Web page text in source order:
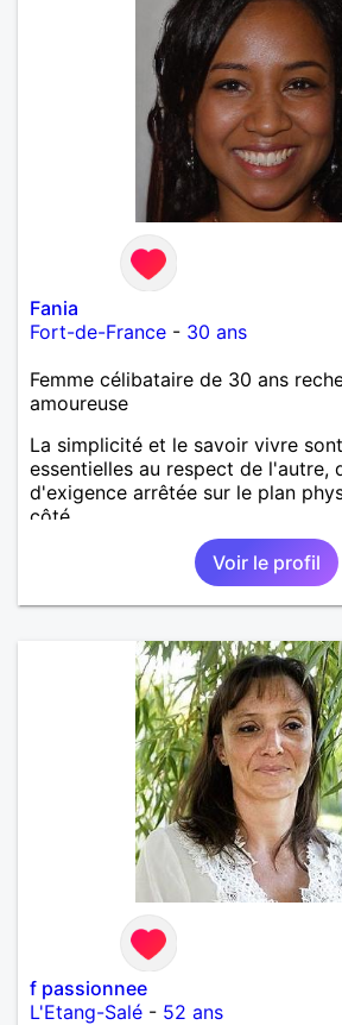
Fania
Fort-de-France - 30 ans
Femme célibataire de 30 ans
amoureuse
La simplicité et le savoir vivre
essentielles au respect de l'autre,
d'exigence arrêtée sur le plan
côté.
Voir le profil
f passionnee
L'Etang-Salé - 52 ans